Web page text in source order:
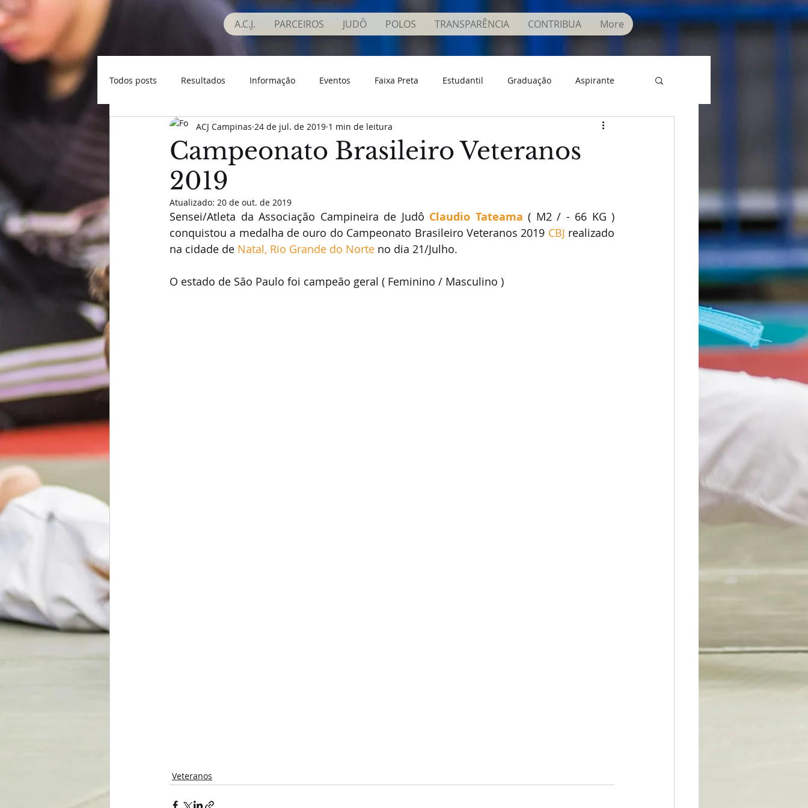
A.C.J. PARCEIROS JUDÔ POLOS TRANSPARÊNCIA CONTRIBUA More
Todos posts Resultados Informação Eventos Faixa Preta Estudantil Graduação Aspirante
Seleção Campineira Veteranos Conhecimento
Campeonato Brasileiro Veteranos
2019
ACJ Campinas 24 de jul. de 2019 1 min de leitura
Atualizado: 20 de out. de 2019
Sensei/Atleta da Associação Campineira de Judô Claudio Tateama ( M2 / - 66 KG )
conquistou a medalha de ouro do Campeonato Brasileiro Veteranos 2019 CBJ realizado
na cidade de Natal, Rio Grande do Norte no dia 21/Julho.
O estado de São Paulo foi campeão geral ( Feminino / Masculino )
Veteranos